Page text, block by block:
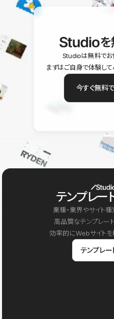
を
Studioは無料でお
まずはご自身で体験して
今すぐ無料
テンプレー
業種・業界やサイト
高品質なテンプレー
効率的にWebサイトを
テンプレー